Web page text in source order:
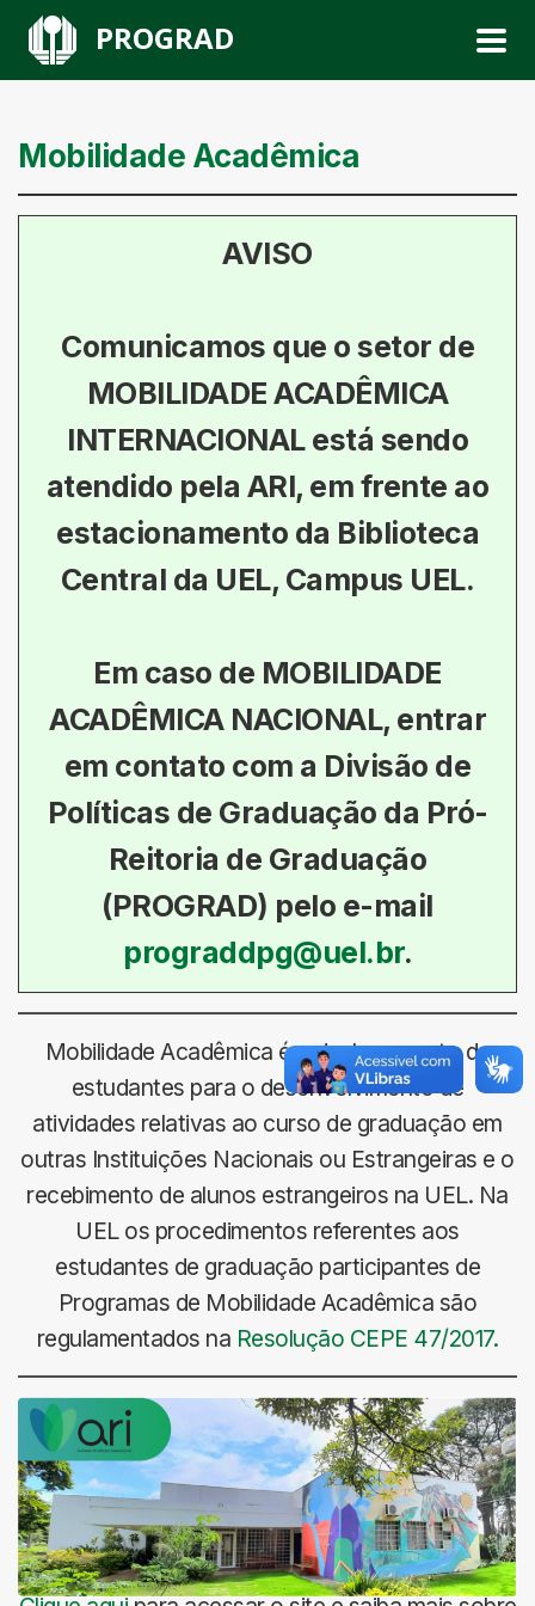
PROGRAD
Mobilidade Acadêmica
AVISO
Comunicamos que o setor de
MOBILIDADE ACADÊMICA
INTERNACIONALestá sendo
atendido pela ARI, em frente ao
estacionamento da Biblioteca
Central da UEL, Campus UEL.
Em caso de MOBILIDADE
ACADÊMICA NACIONAL, entrar
em contato com a Divisão de
Políticas de Graduação da Pró-
Reitoria de Graduação
(PROGRAD) pelo e-mail
prograddpg@uel.br.
Mobilidade Acadêmica é o deslocamento de
estudantes para o desenvolvimento de
atividades relativas ao curso de graduação em
outras Instituições Nacionais ou Estrangeiras e o
recebimento de alunos estrangeiros na UEL. Na
UEL os procedimentos referentes aos
estudantes de graduação participantes de
Programas de Mobilidade Acadêmica são
regulamentados na Resolução CEPE 47/2017.